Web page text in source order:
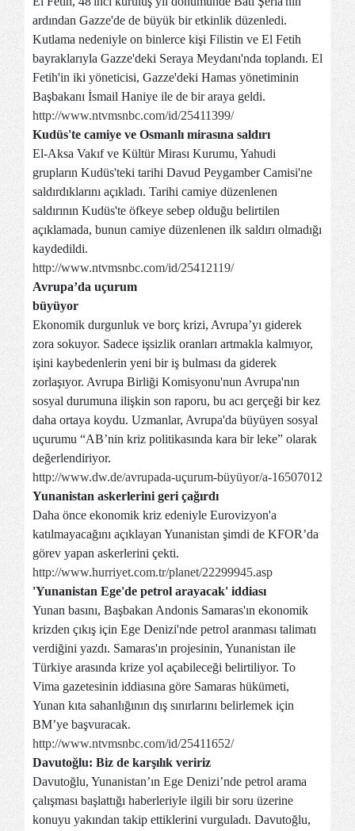
ardından Gazze'de de büyük bir etkinlik düzenledi.
Kutlama nedeniyle on binlerce kişi Filistin ve El Fetih
bayraklarıyla Gazze'deki Seraya Meydanı'nda toplandı. El
Fetih'in iki yöneticisi, Gazze'deki Hamas yönetiminin
Başbakanı İsmail Haniye ile de bir araya geldi.
http://www.ntvmsnbc.com/id/25411399/
Kudüs'te camiye ve Osmanlı mirasına saldırı
El-Aksa Vakıf ve Kültür Mirası Kurumu, Yahudi
grupların Kudüs'teki tarihi Davud Peygamber Camisi'ne
saldırdıklarını açıkladı. Tarihi camiye düzenlenen
saldırının Kudüs'te öfkeye sebep olduğu belirtilen
açıklamada, bunun camiye düzenlenen ilk saldırı olmadığı
kaydedildi.
http://www.ntvmsnbc.com/id/25412119/
Avrupa’da uçurum
büyüyor
Ekonomik durgunluk ve borç krizi, Avrupa’yı giderek
zora sokuyor. Sadece işsizlik oranları artmakla kalmıyor,
işini kaybedenlerin yeni bir iş bulması da giderek
zorlaşıyor. Avrupa Birliği Komisyonu'nun Avrupa'nın
sosyal durumuna ilişkin son raporu, bu acı gerçeği bir kez
daha ortaya koydu. Uzmanlar, Avrupa'da büyüyen sosyal
uçurumu “AB’nin kriz politikasında kara bir leke” olarak
değerlendiriyor.
http://www.dw.de/avrupada-uçurum-büyüyor/a-16507012
Yunanistan askerlerini geri çağırdı
Daha önce ekonomik kriz edeniyle Eurovizyon'a
katılmayacağını açıklayan Yunanistan şimdi de KFOR’da
görev yapan askerlerini çekti.
http://www.hurriyet.com.tr/planet/22299945.asp
'Yunanistan Ege'de petrol arayacak' iddiası
Yunan basını, Başbakan Andonis Samaras'ın ekonomik
krizden çıkış için Ege Denizi'nde petrol aranması talimatı
verdiğini yazdı. Samaras'ın projesinin, Yunanistan ile
Türkiye arasında krize yol açabileceği belirtiliyor. To
Vima gazetesinin iddiasına göre Samaras hükümeti,
Yunan kıta sahanlığının dış sınırlarını belirlemek için
BM’ye başvuracak.
http://www.ntvmsnbc.com/id/25411652/
Davutoğlu: Biz de karşılık veririz
Davutoğlu, Yunanistan’ın Ege Denizi’nde petrol arama
çalışması başlattığı haberleriyle ilgili bir soru üzerine
konuyu yakından takip ettiklerini vurguladı. Davutoğlu,